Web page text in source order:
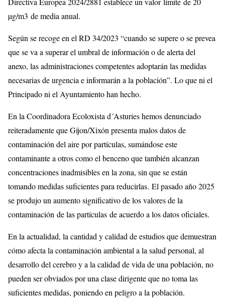
µg/m3 de media anual.
Según se recoge en el RD 34/2023 “cuando se supere o se prevea
que se va a superar el umbral de información o de alerta del
anexo, las administraciones competentes adoptarán las medidas
necesarias de urgencia e informarán a la población”. Lo que ni el
Principado ni el Ayuntamiento han hecho.
En la Coordinadora Ecoloxista d´Asturies hemos denunciado
reiteradamente que Gijon/Xixón presenta malos datos de
contaminación del aire por partículas, sumándose este
contaminante a otros como el benceno que también alcanzan
concentraciones inadmisibles en la zona, sin que se están
tomando medidas suficientes para reducirlas. El pasado año 2025
se produjo un aumento significativo de los valores de la
contaminación de las partículas de acuerdo a los datos oficiales.
En la actualidad, la cantidad y calidad de estudios que demuestran
cómo afecta la contaminación ambiental a la salud personal, al
desarrollo del cerebro y a la calidad de vida de una población, no
pueden ser obviados por una clase dirigente que no toma las
suficientes medidas, poniendo en peligro a la población.